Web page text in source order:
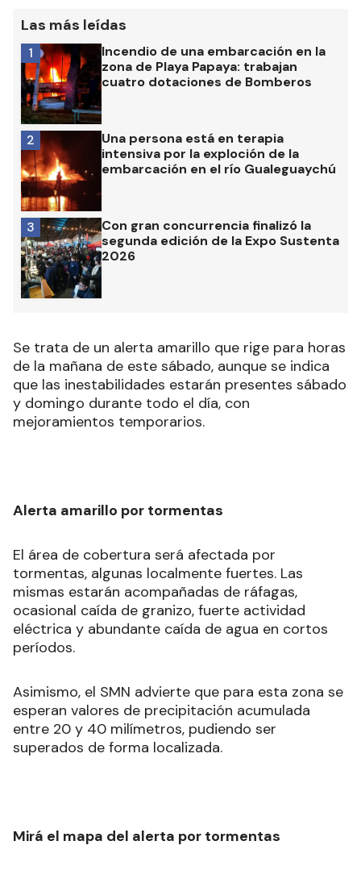
Las más leídas
Incendio de una embarcación en la
zona de Playa Papaya: trabajan
cuatro dotaciones de Bomberos
1
Una persona está en terapia
intensiva por la exploción de la
embarcación en el río Gualeguaychú
2
Con gran concurrencia finalizó la
segunda edición de la Expo Sustenta
2026
3
Se trata de un alerta amarillo que rige para horas
de la mañana de este sábado, aunque se indica
que las inestabilidades estarán presentes sábado
y domingo durante todo el día, con
mejoramientos temporarios.
Alerta amarillo por tormentas
El área de cobertura será afectada por
tormentas, algunas localmente fuertes. Las
mismas estarán acompañadas de ráfagas,
ocasional caída de granizo, fuerte actividad
eléctrica y abundante caída de agua en cortos
períodos.
Asimismo, el SMN advierte que para esta zona se
esperan valores de precipitación acumulada
entre 20 y 40 milímetros, pudiendo ser
superados de forma localizada.
Mirá el mapa del alerta por tormentas